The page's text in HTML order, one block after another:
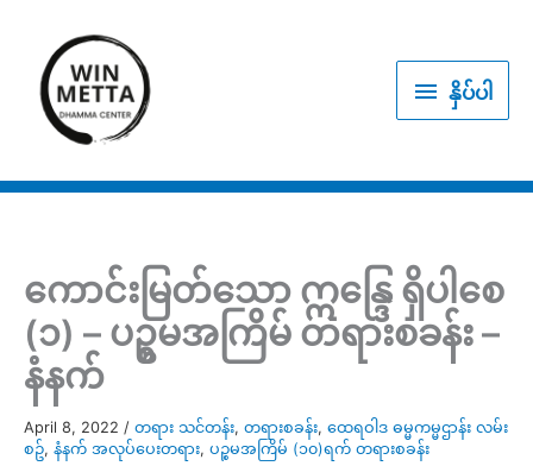
content
နှိပ် နှိပ်ပါ
ကောင်းမြတ်သော ဣန္ဒြေ ရှိပါစေ
(၁) – ပဥ္စမအကြိမ် တရားစခန်း –
နံနက်
April 8, 2022 / တရား သင်တန်း, တရားစခန်း, ထေရဝါဒ ဓမ္မကမ္မဌာန်း လမ်း
စဥ်, နံနက် အလုပ်ပေးတရား, ပဉ္စမအကြိမ် (၁၀)ရက် တရားစခန်း